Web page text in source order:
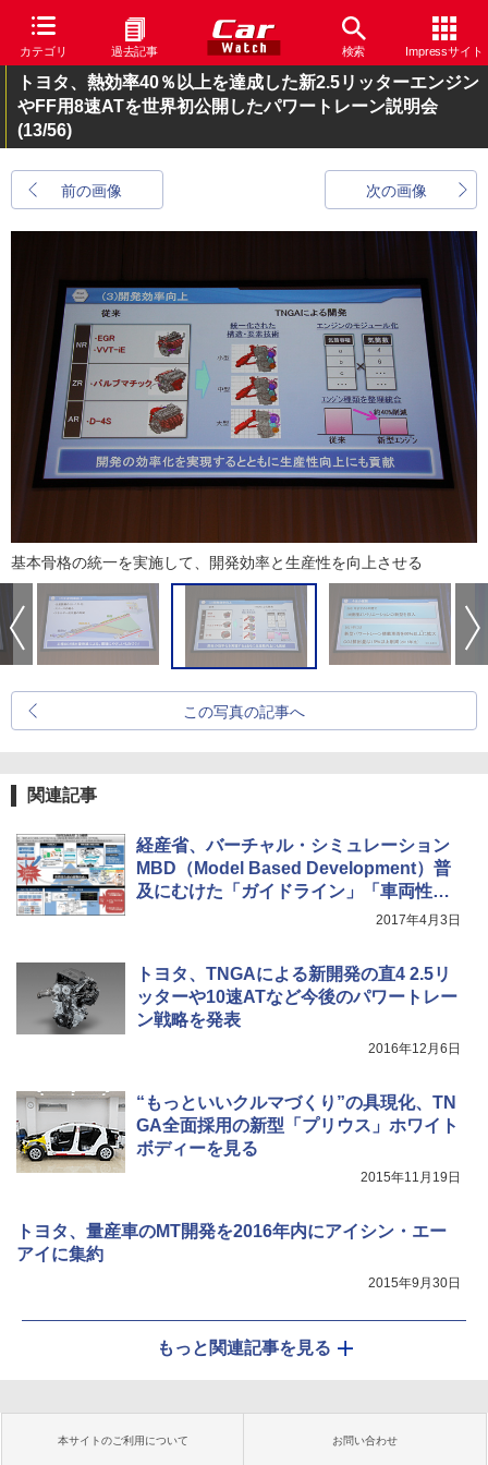
カテゴリ 過去記事 検索 Impressサイト
トヨタ、熱効率40％以上を達成した新2.5リッターエンジン
やFF用8速ATを世界初公開したパワートレーン説明会
(13/56)
前の画像 次の画像
基本骨格の統一を実施して、開発効率と生産性を向上させる
この写真の記事へ
関連記事
経産省、バーチャル・シミュレーション
MBD（Model Based Development）普
及にむけた「ガイドライン」「車両性能
シミュレーションモデル」公開2017年4月3日
トヨタ、TNGAによる新開発の直4 2.5リ
ッターや10速ATなど今後のパワートレー
ン戦略を発表
2016年12月6日
“もっといいクルマづくり”の具現化、TN
GA全面採用の新型「プリウス」ホワイト
ボディーを見る
2015年11月19日
トヨタ、量産車のMT開発を2016年内にアイシン・エー
アイに集約
2015年9月30日
もっと関連記事を見る
本サイトのご利用について お問い合わせ